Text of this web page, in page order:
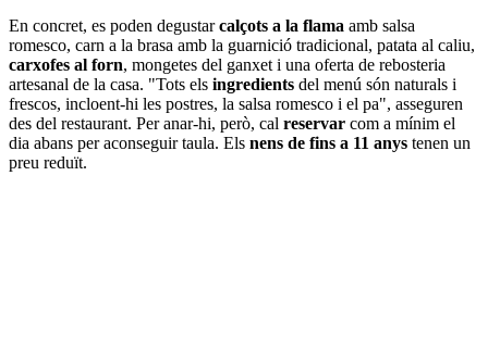
En concret, es poden degustarcalçots a la flama amb salsa
romesco, carn a la brasa amb la guarnició tradicional, patata al caliu,
carxofes al forn, mongetes del ganxet i una oferta de rebosteria
artesanal de la casa. "Tots els ingredients del menú són naturals i
frescos, incloent-hi les postres, la salsa romesco i el pa", asseguren
des del restaurant. Per anar-hi, però, cal reservar com a mínim el
dia abans per aconseguir taula. Els nens de fins a 11 anys tenen un
preu reduït.